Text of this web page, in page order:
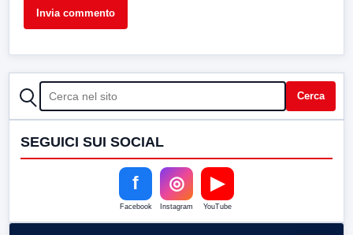
CERCA Cerca
SEGUICI SUI SOCIAL
f
Facebook
◎
Instagram
▶
YouTube